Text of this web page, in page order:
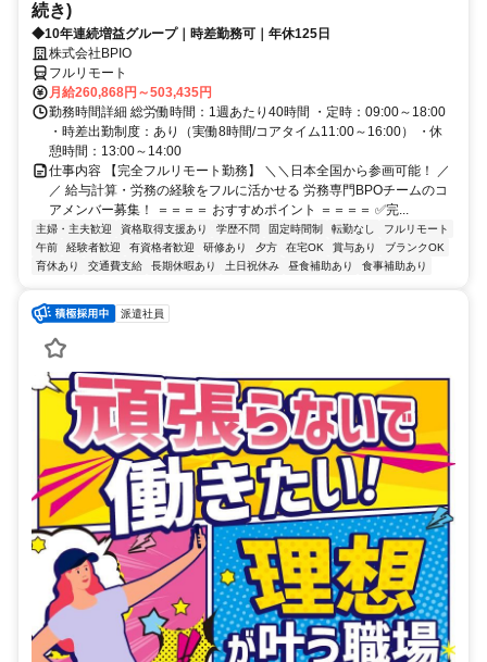
続き)
◆10年連続増益グループ｜時差勤務可｜年休125日
株式会社BPIO
フルリモート
月給260,868円～503,435円
勤務時間詳細 総労働時間：1週あたり40時間 ・定時：09:00～18:00
・時差出勤制度：あり（実働8時間/コアタイム11:00～16:00） ・休
憩時間：13:00～14:00
仕事内容 【完全フルリモート勤務】 ＼＼日本全国から参画可能！ ／
／ 給与計算・労務の経験をフルに活かせる 労務専門BPOチームのコ
アメンバー募集！ ＝＝＝＝ おすすめポイント ＝＝＝＝ ✅完...
主婦・主夫歓迎 資格取得支援あり 学歴不問 固定時間制 転勤なし
フルリモート
午前
経験者歓迎 有資格者歓迎 研修あり 夕方 在宅OK 賞与あり
ブランクOK
育休あり
交通費支給 長期休暇あり 土日祝休み 昼食補助あり 食事補助あり
派遣社員